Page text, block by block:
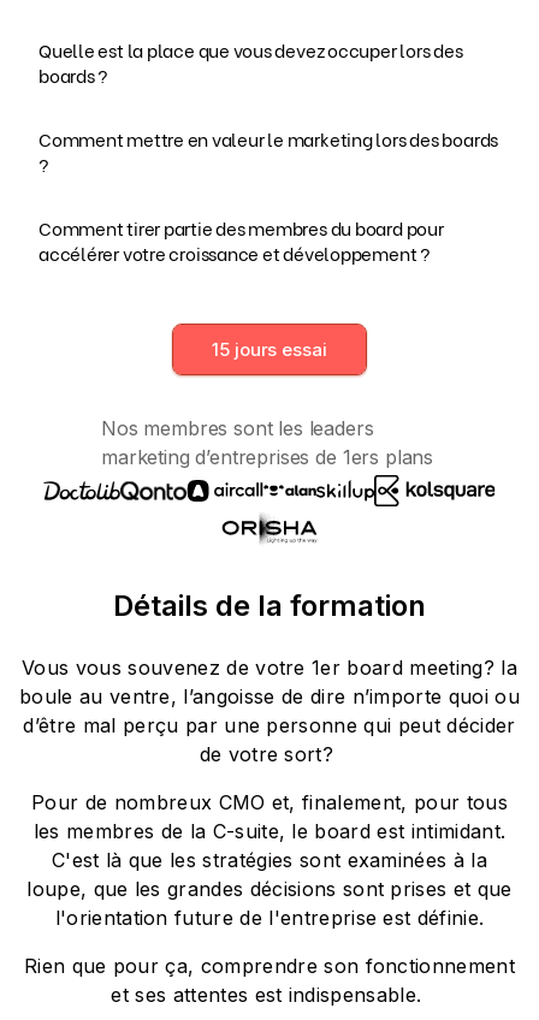
Quelle est la place que vous devez occuper lors des
boards ?
Comment mettre en valeur le marketing lors des boards
?
Comment tirer partie des membres du board pour
accélérer votre croissance et développement ?
15 jours essai
Nos membres sont les leaders
marketing d’entreprises de 1ers plans
Détails de la formation
Vous vous souvenez de votre 1er board meeting? la
boule au ventre, l’angoisse de dire n’importe quoi ou
d’être mal perçu par une personne qui peut décider
de votre sort?
Pour de nombreux CMO et, finalement, pour tous
les membres de la C-suite, le board est intimidant.
C'est là que les stratégies sont examinées à la
loupe, que les grandes décisions sont prises et que
l'orientation future de l'entreprise est définie.
Rien que pour ça, comprendre son fonctionnement
et ses attentes est indispensable.